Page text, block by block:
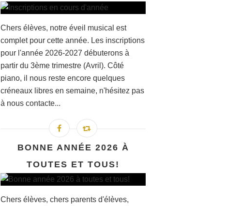
Chers élèves, notre éveil musical est
complet pour cette année. Les inscriptions
pour l'année 2026-2027 débuterons à
partir du 3ème trimestre (Avril). Côté
piano, il nous reste encore quelques
créneaux libres en semaine, n'hésitez pas
à nous contacte...
BONNE ANNÉE 2026 À
TOUTES ET TOUS!
Chers élèves, chers parents d'élèves,